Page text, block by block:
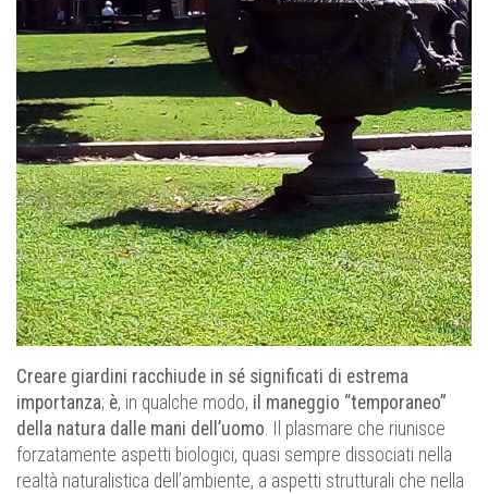
Creare giardini racchiude in sé significati di estrema
importanza; è, in qualche modo, il maneggio “temporaneo”
della natura dalle mani dell’uomo. Il plasmare che riunisce
forzatamente aspetti biologici, quasi sempre dissociati nella
realtà naturalistica dell’ambiente, a aspetti strutturali che nella